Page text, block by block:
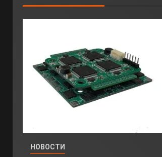
НОВОСТИ